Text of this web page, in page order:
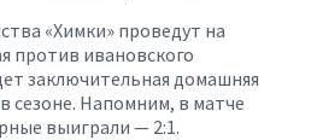
«Химки» проведут на
против ивановского
заключительная домашняя
сезоне. Напомним, в матче
выиграли — 2:1.